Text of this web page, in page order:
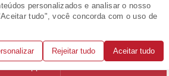
elefante
personalizados e analisar o nosso
tudo", você concorda com o uso de
Rejeitar tudo Aceitar tudo